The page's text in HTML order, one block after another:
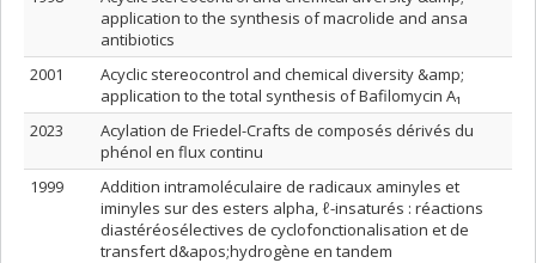
application to the synthesis of macrolide and ansa
antibiotics
2001
Acyclic stereocontrol and chemical diversity &amp;
application to the total synthesis of Bafilomycin A₁
2023
Acylation de Friedel-Crafts de composés dérivés du
phénol en flux continu
1999
Addition intramoléculaire de radicaux aminyles et
iminyles sur des esters alpha, ℓ-insaturés : réactions
diastéréosélectives de cyclofonctionalisation et de
transfert d&apos;hydrogène en tandem